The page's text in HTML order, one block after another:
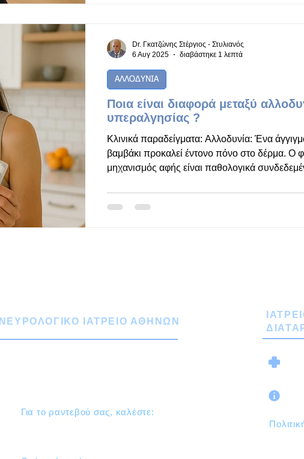
νευρώνων σε περιόδους όπως η
Ποια είναι διαφορά μεταξύ
υπεραλγησίας ?
Κλινικά παραδείγματα: Αλλοδυνία: Ένα άγγιγμα με
βαμβάκι προκαλεί έντονο πόνο στο δέρμα. Ο
μηχανισμός αφής είναι παθολογικά
που φυσιολογικά προκαλεί ήπιο πόνο, γίνεται
με έντονο και υπέρμετρο πόνο. Οι υποδοχείς
ΑΛΛΟΔΥΝΙΑ
Dr. Γκατζώνης Στέργιος - Στυλιανός
6 Αυγ 2025
διαβάστηκε 1 λεπτά
ΝΕΥΡΟΛΟΓΙΚΟ ΙΑΤΡΕΙΟ ΑΘΗΝΩΝ
Για το ραντεβού σας, καλέστε: